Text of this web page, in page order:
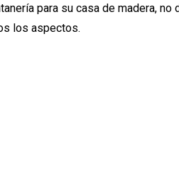
para su casa de madera, no
los aspectos.